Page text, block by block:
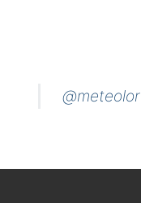
@meteolor